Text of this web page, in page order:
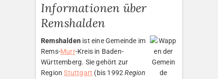
Informationen über
Remshalden
Remshalden ist eine Gemeinde im
Rems-Murr-Kreis in Baden-
Württemberg. Sie gehört zur
RegionStuttgart (bis 1992Region